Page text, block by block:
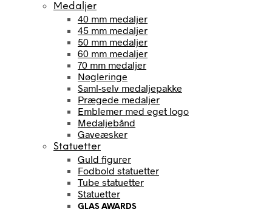
Medaljer
40 mm medaljer
45 mm medaljer
50 mm medaljer
60 mm medaljer
70 mm medaljer
Nøgleringe
Saml-selv medaljepakke
Prægede medaljer
Emblemer med eget logo
Medaljebånd
Gaveæsker
Statuetter
Guld figurer
Fodbold statuetter
Tube statuetter
Statuetter
GLAS AWARDS